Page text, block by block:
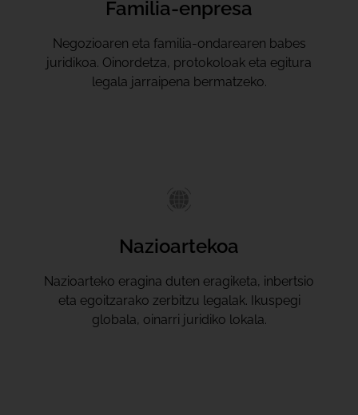
Familia-enpresa
Negozioaren eta familia-ondarearen babes
juridikoa. Oinordetza, protokoloak eta egitura
legala jarraipena bermatzeko.
Nazioartekoa
Nazioarteko eragina duten eragiketa, inbertsio
eta egoitzarako zerbitzu legalak. Ikuspegi
globala, oinarri juridiko lokala.